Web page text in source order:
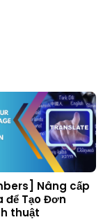
Nâng cấp
để Tạo Đơn
thuật